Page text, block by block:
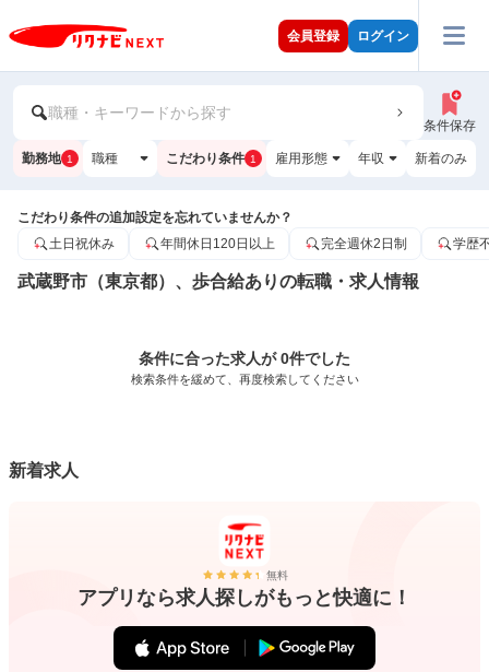
会員登録 ログイン
職種・キーワードから探す
条件保存
勤務地 1 職種 こだわり条件 1 雇用形態 年収 新着のみ
こだわり条件の追加設定を忘れていませんか？
土日祝休み
年間休日120日以上 完全週休2日制 学歴
武蔵野市（東京都）、歩合給ありの転職・求人情報
条件に合った求人が 0件でした
検索条件を緩めて、再度検索してください
新着求人
無料
アプリなら求人探しがもっと快適に！